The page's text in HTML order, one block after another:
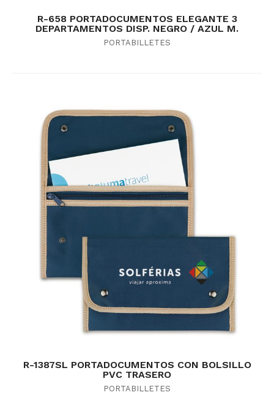
R-658 PORTADOCUMENTOS ELEGANTE 3
DEPARTAMENTOS DISP. NEGRO / AZUL M.
PORTABILLETES
R-1387SL PORTADOCUMENTOS CON BOLSILLO
PVC TRASERO
PORTABILLETES